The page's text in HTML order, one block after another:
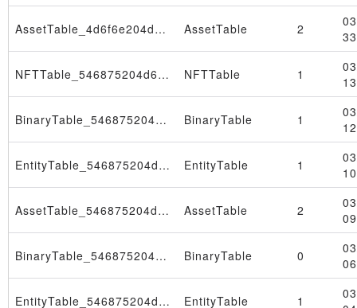
Transaction
AssetTable_4d6f6e204d61722033302030393a33333a3236205453542032303236 AssetTable 2
NFTTable_546875204d61722032362031383a30393a3333205453542032303236 NFTTable 1
BinaryTable_546875204d61722032362031383a30393a3333205453542032303236 BinaryTable 1
EntityTable_546875204d61722032362031383a30393a3333205453542032303236 EntityTable 1
AssetTable_546875204d61722032362031383a30393a3333205453542032303236 AssetTable 2
BinaryTable_546875204d61722032362031383a30333a3239205453542032303236 BinaryTable 0
EntityTable_546875204d61722032362031383a30333a3239205453542032303236 EntityTable 1